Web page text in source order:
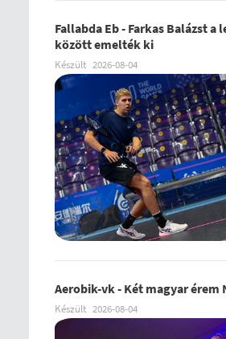
Fallabda Eb - Farkas Balázst a
között emelték ki
Készült 2026-08-04
Aerobik-vk - Két magyar érem
Készült 2026-08-04